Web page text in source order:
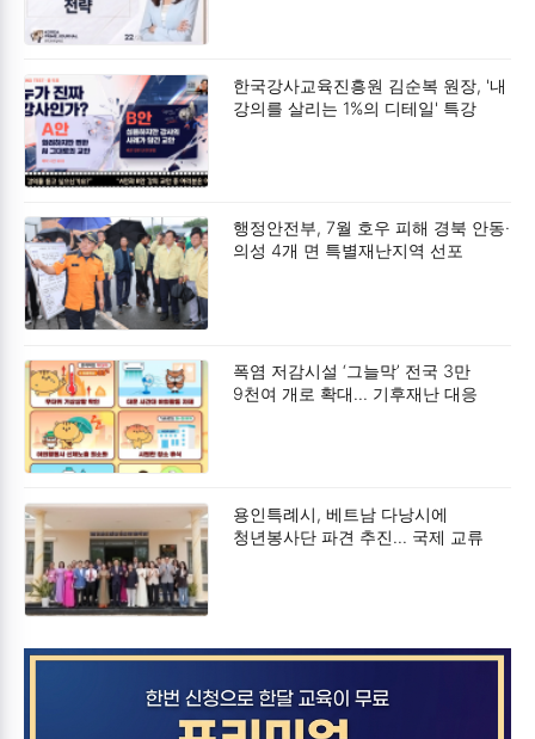
한국강사교육진흥원 김순복 원장, '내
강의를 살리는 1%의 디테일' 특강
행정안전부, 7월 호우 피해 경북 안동·
의성 4개 면 특별재난지역 선포
폭염 저감시설 ‘그늘막’ 전국 3만
9천여 개로 확대… 기후재난 대응
용인특례시, 베트남 다낭시에
청년봉사단 파견 추진… 국제 교류